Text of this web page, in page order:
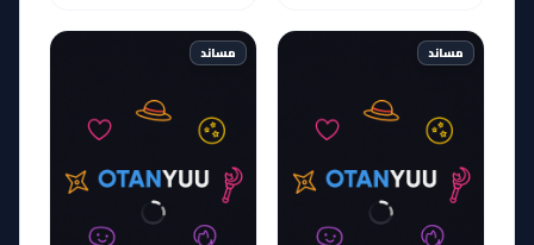
مساند مساند